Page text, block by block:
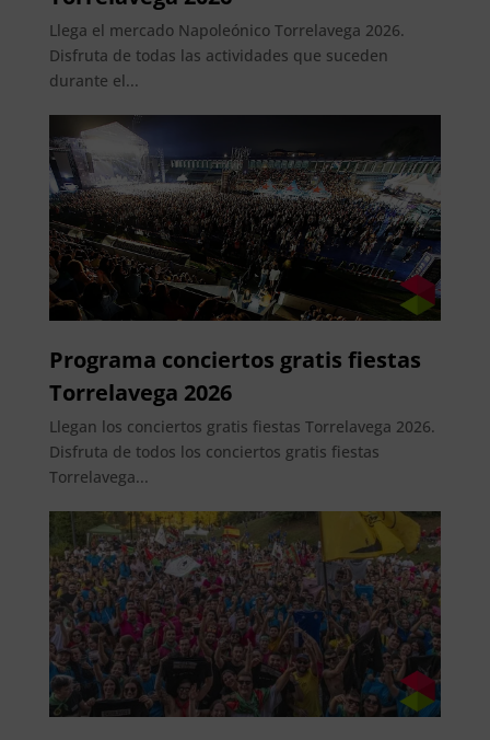
Llega el mercado Napoleónico Torrelavega 2026.
Disfruta de todas las actividades que suceden
durante el...
Programa conciertos gratis fiestas
Torrelavega 2026
Llegan los conciertos gratis fiestas Torrelavega 2026.
Disfruta de todos los conciertos gratis fiestas
Torrelavega...